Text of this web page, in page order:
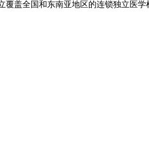
盖全国和东南亚地区的连锁独立医